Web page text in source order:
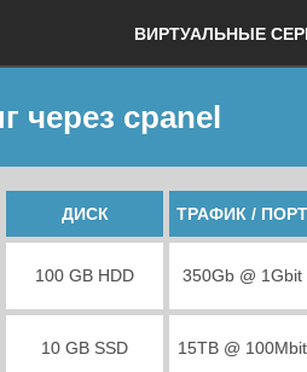
ВИРТУАЛЬНЫЕ
через cpanel
ДИСК ТРАФИК / ПОРТ
100 GB HDD 350Gb @ 1Gbit
10 GB SSD 15TB @ 100Mbit